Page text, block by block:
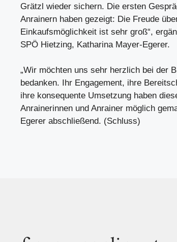
Grätzl wieder sichern. Die ersten
Anrainern haben gezeigt: Die Freude
Einkaufsmöglichkeit ist sehr groß“,
SPÖ Hietzing, Katharina Mayer-Egerer.
„Wir möchten uns sehr herzlich bei der
bedanken. Ihr Engagement, ihre
ihre konsequente Umsetzung haben
Anrainerinnen und Anrainer möglich
Egerer abschließend. (Schluss)